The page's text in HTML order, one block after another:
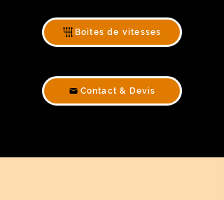
Boites de vitesses
Contact & Devis